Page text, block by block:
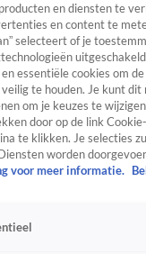
WeerTip de
en diensten te
en content te
selecteert of je
essentiële cookies om
te houden. Je kunt dit
om je keuzes te
door op de link
te klikken. Je selecties
worden
voor meer informatie.